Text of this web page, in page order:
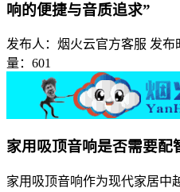
响的便捷与音质追求”
发布人：烟火云官方客服 发布
量：601
家用吸顶音响是否需要配
家用吸顶音响作为现代家居中